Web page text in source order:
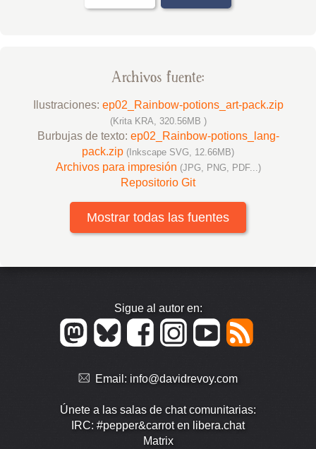
Archivos fuente:
Ilustraciones: ep02_Rainbow-potions_art-pack.zip
(Krita KRA, 320.56MB )
Burbujas de texto: ep02_Rainbow-potions_lang-
pack.zip (Inkscape SVG, 12.66MB)
Archivos para impresión (JPG, PNG, PDF...)
Repositorio Git
Mostrar todas las fuentes
Sigue al autor en:
Email: info@davidrevoy.com
Únete a las salas de chat comunitarias:
IRC: #pepper&carrot en libera.chat
Matrix